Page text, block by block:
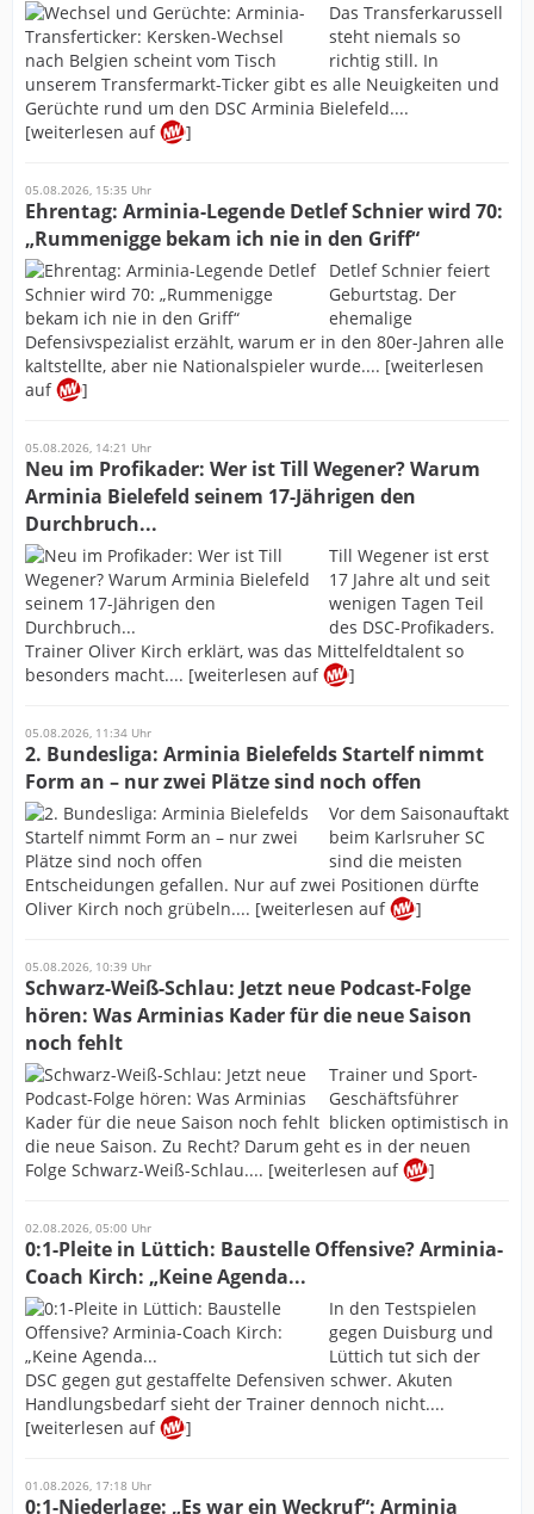
Das Transferkarussell
steht niemals so
richtig still. In
unserem Transfermarkt-Ticker gibt es alle Neuigkeiten und
Gerüchte rund um den DSC Arminia Bielefeld....
[weiterlesen auf
]
05.08.2026, 15:35 Uhr
Ehrentag: Arminia-Legende Detlef Schnier wird 70:
„Rummenigge bekam ich nie in den Griff“
Detlef Schnier feiert
Geburtstag. Der
ehemalige
Defensivspezialist erzählt, warum er in den 80er-Jahren alle
kaltstellte, aber nie Nationalspieler wurde.... [weiterlesen
auf
]
05.08.2026, 14:21 Uhr
Neu im Profikader: Wer ist Till Wegener? Warum
Arminia Bielefeld seinem 17-Jährigen den
Durchbruch...
Till Wegener ist erst
17 Jahre alt und seit
wenigen Tagen Teil
des DSC-Profikaders.
Trainer Oliver Kirch erklärt, was das Mittelfeldtalent so
besonders macht.... [weiterlesen auf
]
05.08.2026, 11:34 Uhr
2. Bundesliga: Arminia Bielefelds Startelf nimmt
Form an – nur zwei Plätze sind noch offen
Vor dem Saisonauftakt
beim Karlsruher SC
sind die meisten
Entscheidungen gefallen. Nur auf zwei Positionen dürfte
Oliver Kirch noch grübeln.... [weiterlesen auf
]
05.08.2026, 10:39 Uhr
Schwarz-Weiß-Schlau: Jetzt neue Podcast-Folge
hören: Was Arminias Kader für die neue Saison
noch fehlt
Trainer und Sport-
Geschäftsführer
blicken optimistisch in
die neue Saison. Zu Recht? Darum geht es in der neuen
Folge Schwarz-Weiß-Schlau.... [weiterlesen auf
]
02.08.2026, 05:00 Uhr
0:1-Pleite in Lüttich: Baustelle Offensive? Arminia-
Coach Kirch: „Keine Agenda...
In den Testspielen
gegen Duisburg und
Lüttich tut sich der
DSC gegen gut gestaffelte Defensiven schwer. Akuten
Handlungsbedarf sieht der Trainer dennoch nicht....
[weiterlesen auf
]
01.08.2026, 17:18 Uhr
0:1-Niederlage: „Es war ein Weckruf“: Arminia